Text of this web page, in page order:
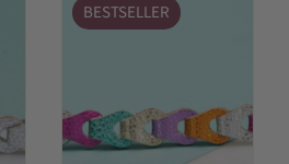
BESTSELLER